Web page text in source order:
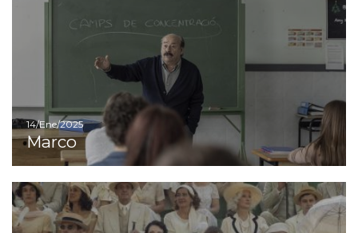
14/Ene/2025
Marco